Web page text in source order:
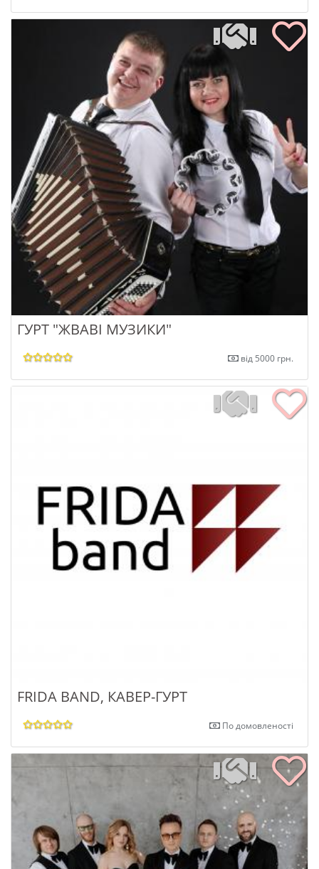
ГУРТ "ЖВАВІ МУЗИКИ"
від 5000 грн.
FRIDA BAND, КАВЕР-ГУРТ
По домовленості